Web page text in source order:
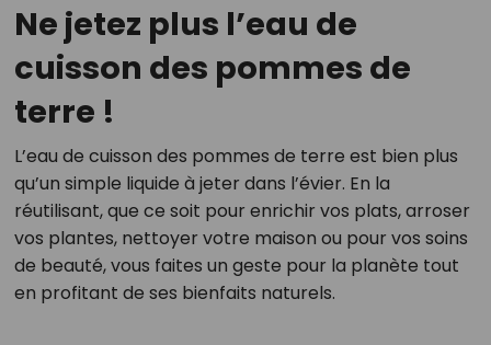
Ne jetez plus l’eau de
cuisson des pommes de
terre !
L’eau de cuisson des pommes de terre est bien plus
qu’un simple liquide à jeter dans l’évier. En la
réutilisant, que ce soit pour enrichir vos plats, arroser
vos plantes, nettoyer votre maison ou pour vos soins
de beauté, vous faites un geste pour la planète tout
en profitant de ses bienfaits naturels.